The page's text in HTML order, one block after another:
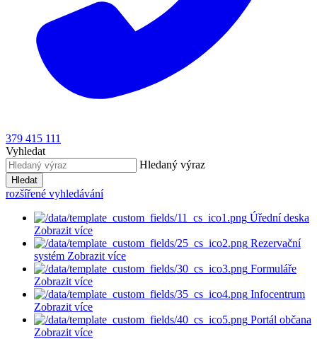
379 415 111
Vyhledat
Hledaný výraz
Hledat
rozšířené vyhledávání
Úřední deska
Zobrazit více
Rezervační
systém Zobrazit více
Formuláře
Zobrazit více
Infocentrum
Zobrazit více
Portál občana
Zobrazit více